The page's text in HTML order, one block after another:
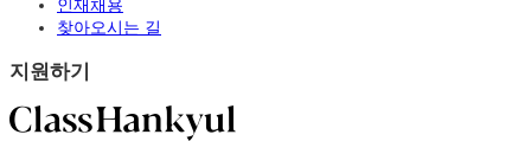
인재채용
찾아오시는 길
지원하기